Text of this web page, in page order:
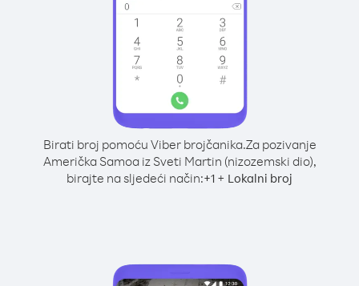
Birati broj pomoću Viber brojčanika.Za pozivanje
Američka Samoa iz Sveti Martin (nizozemski dio),
birajte na sljedeći način:+1 + Lokalni broj